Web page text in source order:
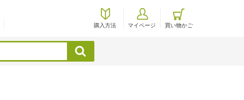
購入方法 マイページ 買い物かご
検索